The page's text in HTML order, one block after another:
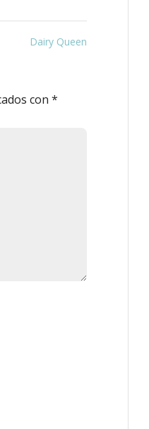
Dairy Queen
con*